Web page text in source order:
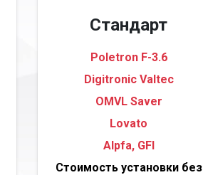
Стандарт
Poletron F-3.6
Digitronic Valtec
OMVL Saver
Lovato
Alpfa, GFI
Стоимость установки без